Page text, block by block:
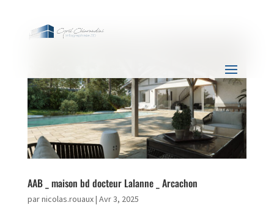
AAB _ maison bd docteur Lalanne _ Arcachon
parnicolas.rouaux| Avr 3, 2025